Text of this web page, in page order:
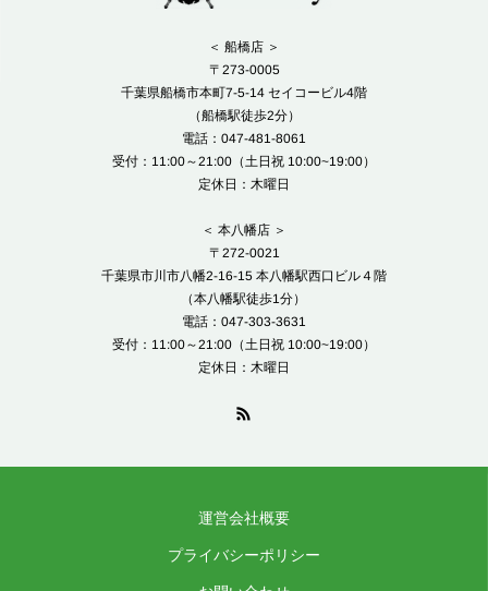
＜ 船橋店 ＞
〒273-0005
千葉県船橋市本町7-5-14 セイコービル4階
（船橋駅徒歩2分）
電話：047-481-8061
受付：11:00～21:00（土日祝 10:00~19:00）
定休日：木曜日
＜ 本八幡店 ＞
〒272-0021
千葉県市川市八幡2-16-15 本八幡駅西口ビル４階
（本八幡駅徒歩1分）
電話：047-303-3631
受付：11:00～21:00（土日祝 10:00~19:00）
定休日：木曜日
運営会社概要
プライバシーポリシー